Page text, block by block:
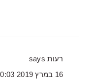
רעות says
16 במרץ 2019 at 20:03